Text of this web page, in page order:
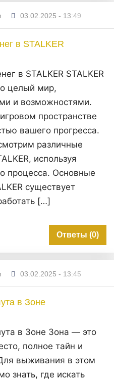
03.02.2025 - 13:49
в STALKER
в STALKER STALKER
целый мир,
и возможностями.
пространстве
вашего прогресса.
различные
используя
процесса. Основные
существует
[…]
Ответы (0)
03.02.2025 - 13:45
в Зоне
в Зоне Зона — это
полное тайн и
выживания в этом
знать, где искать